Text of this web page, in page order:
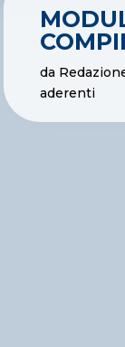
da
aderenti